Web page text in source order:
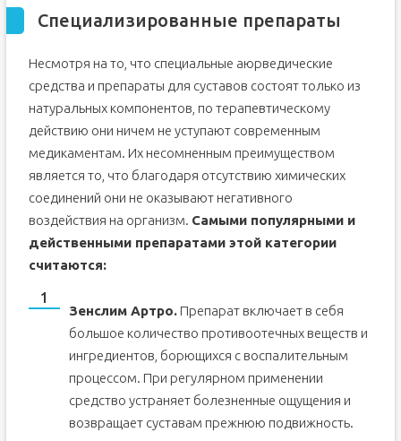
Специализированные препараты
Несмотря на то, что специальные аюрведические
средства и препараты для суставов состоят только из
натуральных компонентов, по терапевтическому
действию они ничем не уступают современным
медикаментам. Их несомненным преимуществом
является то, что благодаря отсутствию химических
соединений они не оказывают негативного
воздействия на организм. Самыми популярными и
действенными препаратами этой категории
считаются:
Зенслим Артро.Препарат включает в себя
большое количество противоотечных веществ и
ингредиентов, борющихся с воспалительным
процессом. При регулярном применении
средство устраняет болезненные ощущения и
возвращает суставам прежнюю подвижность.